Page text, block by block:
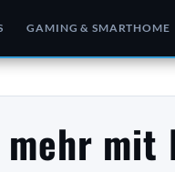
GAMING & SMARTHOME
mit